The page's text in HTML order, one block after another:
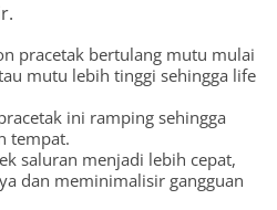
pracetak bertulang mutu mulai
mutu lebih tinggi sehingga life
ini ramping sehingga
tempat.
saluran menjadi lebih cepat,
dan meminimalisir gangguan